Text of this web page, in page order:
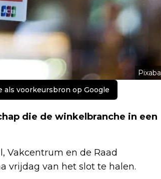
als voorkeursbron op Google
die de winkelbranche in een
Vakcentrum en de Raad
vrijdag van het slot te halen.